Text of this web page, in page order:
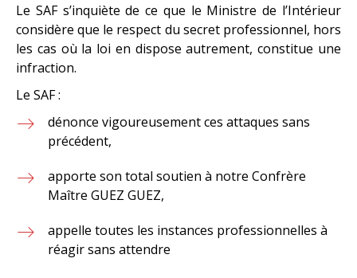
Le SAF s’inquiète de ce que le Ministre de l’Intérieur
considère que le respect du secret professionnel, hors
les cas où la loi en dispose autrement, constitue une
infraction.
Le SAF :
dénonce vigoureusement ces attaques sans
précédent,
apporte son total soutien à notre Confrère
Maître GUEZ GUEZ,
appelle toutes les instances professionnelles à
réagir sans attendre